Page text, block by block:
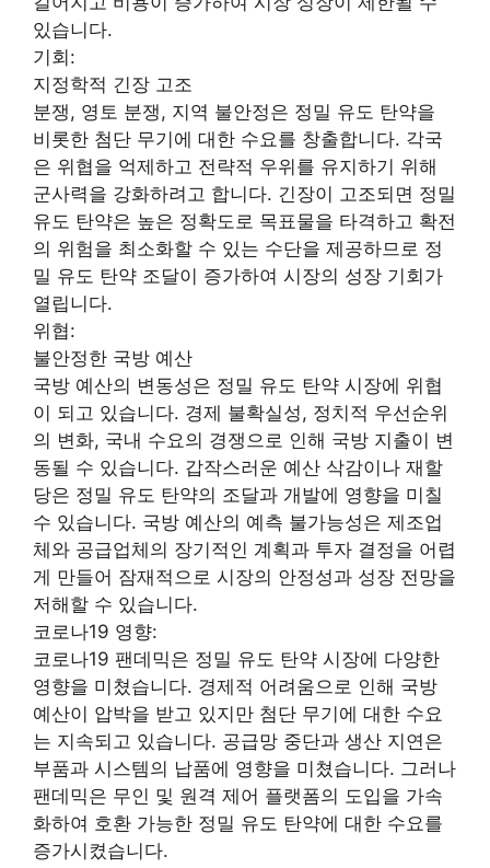
있습니다.
기회:
지정학적 긴장 고조
분쟁, 영토 분쟁, 지역 불안정은 정밀 유도 탄약을
비롯한 첨단 무기에 대한 수요를 창출합니다. 각국
은 위협을 억제하고 전략적 우위를 유지하기 위해
군사력을 강화하려고 합니다. 긴장이 고조되면 정밀
유도 탄약은 높은 정확도로 목표물을 타격하고 확전
의 위험을 최소화할 수 있는 수단을 제공하므로 정
밀 유도 탄약 조달이 증가하여 시장의 성장 기회가
열립니다.
위협:
불안정한 국방 예산
국방 예산의 변동성은 정밀 유도 탄약 시장에 위협
이 되고 있습니다. 경제 불확실성, 정치적 우선순위
의 변화, 국내 수요의 경쟁으로 인해 국방 지출이 변
동될 수 있습니다. 갑작스러운 예산 삭감이나 재할
당은 정밀 유도 탄약의 조달과 개발에 영향을 미칠
수 있습니다. 국방 예산의 예측 불가능성은 제조업
체와 공급업체의 장기적인 계획과 투자 결정을 어렵
게 만들어 잠재적으로 시장의 안정성과 성장 전망을
저해할 수 있습니다.
코로나19 영향:
코로나19 팬데믹은 정밀 유도 탄약 시장에 다양한
영향을 미쳤습니다. 경제적 어려움으로 인해 국방
예산이 압박을 받고 있지만 첨단 무기에 대한 수요
는 지속되고 있습니다. 공급망 중단과 생산 지연은
부품과 시스템의 납품에 영향을 미쳤습니다. 그러나
팬데믹은 무인 및 원격 제어 플랫폼의 도입을 가속
화하여 호환 가능한 정밀 유도 탄약에 대한 수요를
증가시켰습니다.